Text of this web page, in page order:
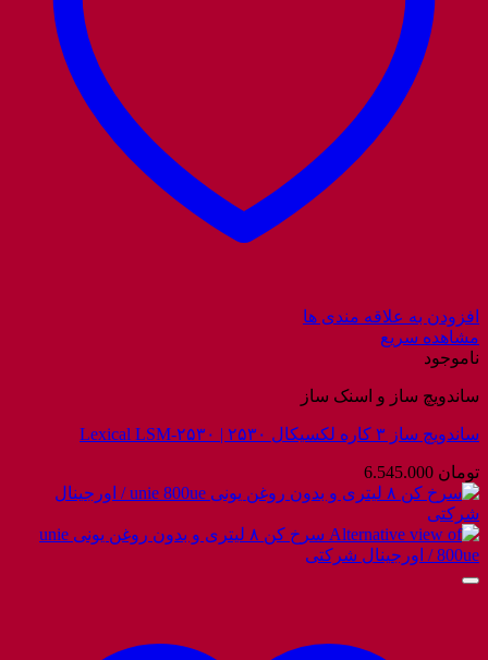
افزودن به علاقه مندی ها
مشاهده سریع
ناموجود
ساندویچ ساز و اسنک ساز
ساندویچ ساز ۳ کاره لکسیکال ۲۵۳۰ | Lexical LSM-۲۵۳۰
تومان